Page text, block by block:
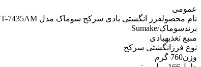
عمومی
نام محصولفرز انگشتی بادی سرکج سوماک مدل ST-7435AM
برندسوماک/Sumake
منبع تغذیهبادی
نوع فرز انگشتی سرکج
وزن760 گرم